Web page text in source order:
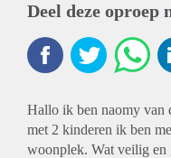
Deel deze oproep
Hallo ik ben naomy van
met 2 kinderen ik ben
woonplek. Wat veilig en